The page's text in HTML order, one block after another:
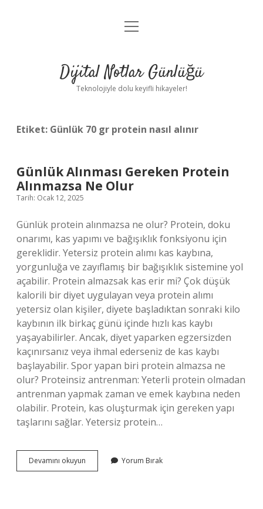
Anasayfa
Yasal Uyarı
menüyü
Dijital Notlar Günlüğü
Teknolojiyle dolu keyifli hikayeler!
Etiket: Günlük 70 gr protein nasıl alınır
Günlük Alınması Gereken Protein
Alınmazsa Ne Olur
Tarih: Ocak 12, 2025
Günlük protein alınmazsa ne olur? Protein, doku
onarımı, kas yapımı ve bağışıklık fonksiyonu için
gereklidir. Yetersiz protein alımı kas kaybına,
yorgunluğa ve zayıflamış bir bağışıklık sistemine yol
açabilir. Protein almazsak kas erir mi? Çok düşük
kalorili bir diyet uygulayan veya protein alımı
yetersiz olan kişiler, diyete başladıktan sonraki kilo
kaybının ilk birkaç günü içinde hızlı kas kaybı
yaşayabilirler. Ancak, diyet yaparken egzersizden
kaçınırsanız veya ihmal ederseniz de kas kaybı
başlayabilir. Spor yapan biri protein almazsa ne
olur? Proteinsiz antrenman: Yeterli protein olmadan
antrenman yapmak zaman ve emek kaybına neden
olabilir. Protein, kas oluşturmak için gereken yapı
taşlarını sağlar. Yetersiz protein…
Devamını okuyun
Alınması
Yorum Bırak